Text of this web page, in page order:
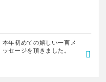
本年初めての嬉しい一言メ
ッセージを頂きました。